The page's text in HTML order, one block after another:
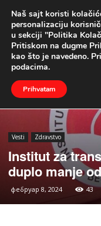
Naslovna Vesti
Vesti Zdravstvo
Institut za
duplo manje
фебруар 8, 2024 43
Naš sajt koristi
personalizaciju
u sekciji "Politika
Pritiskom na dugme
kao što je navedeno.
podacima.
Prihvatam